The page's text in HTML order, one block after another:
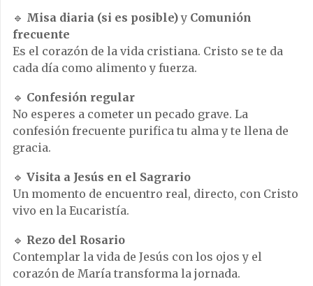
🔹 Misa diaria (si es posible)y Comunión
frecuente
Es el corazón de la vida cristiana. Cristo se te da
cada día como alimento y fuerza.
🔹 Confesión regular
No esperes a cometer un pecado grave. La
confesión frecuente purifica tu alma y te llena de
gracia.
🔹 Visita a Jesús en el Sagrario
Un momento de encuentro real, directo, con Cristo
vivo en la Eucaristía.
🔹 Rezo del Rosario
Contemplar la vida de Jesús con los ojos y el
corazón de María transforma la jornada.